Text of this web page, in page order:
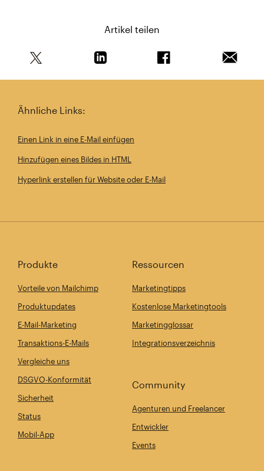
Artikel teilen
Ähnliche Links:
Einen Link in eine E-Mail einfügen
Hinzufügen eines Bildes in HTML
Hyperlink erstellen für Website oder E-Mail
Produkte
Vorteile von Mailchimp
Produktupdates
E-Mail-Marketing
Transaktions-E-Mails
Vergleiche uns
DSGVO-Konformität
Sicherheit
Status
Mobil-App
Ressourcen
Marketingtipps
Kostenlose Marketingtools
Marketingglossar
Integrationsverzeichnis
Community
Agenturen und Freelancer
Entwickler
Events